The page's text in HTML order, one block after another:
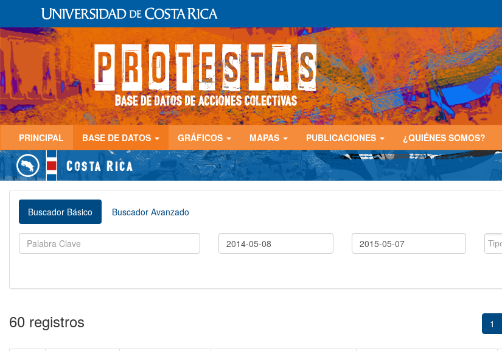
PRINCIPAL BASE DE DATOS GRÁFICOS MAPAS PUBLICACIONES ¿QUIÉNES SOMOS?
Buscador Básico Buscador Avanzado
60 registros 1